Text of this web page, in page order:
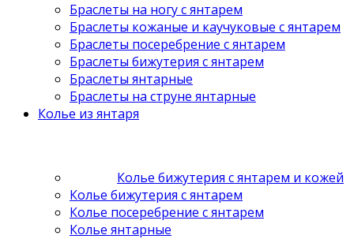
Браслеты на ногу с янтарем
Браслеты кожаные и каучуковые с янтарем
Браслеты посеребрение с янтарем
Браслеты бижутерия с янтарем
Браслеты янтарные
Браслеты на струне янтарные
Колье из янтаря
Колье бижутерия с янтарем и кожей
Колье бижутерия с янтарем
Колье посеребрение с янтарем
Колье янтарные